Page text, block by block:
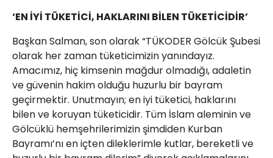
‘EN İYİ TÜKETİCİ, HAKLARINI BİLEN TÜKETİCİDİR’
Başkan Salman, son olarak “​TÜKODER Gölcük Şubesi
olarak her zaman tüketicimizin yanındayız.
Amacımız, hiç kimsenin mağdur olmadığı, adaletin
ve güvenin hakim olduğu huzurlu bir bayram
geçirmektir. Unutmayın; en iyi tüketici, haklarını
bilen ve koruyan tüketicidir. Tüm İslam aleminin ve
Gölcüklü hemşehrilerimizin şimdiden Kurban
Bayramı’nı en içten dileklerimle kutlar, bereketli ve